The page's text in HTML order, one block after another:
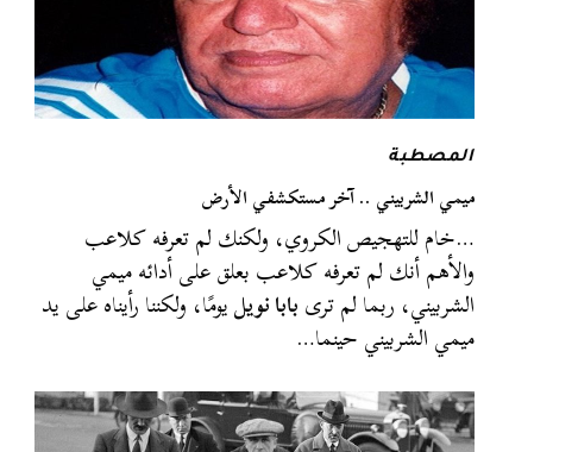
المصطبة
ميمي الشربيني .. آخر مستكشفي الأرض
…خام للتهجيص الكروي، ولكنك لم تعرفه كلاعب
والأهم أنك لم تعرفه كلاعب بعلق على أدائه ميمي
الشربيني، ربما لم ترىبابا نويليومًا، ولكننا رأيناه على يد
ميمي الشربيني حينما…